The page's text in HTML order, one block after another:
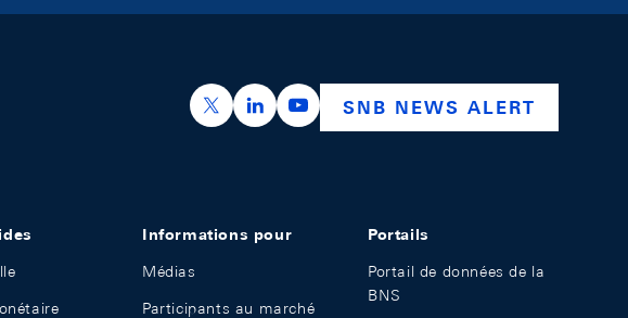
https://x.com/snb_bns
https://ch.linkedin.com/company/swiss-
https://www.youtube.com/
SNB NEWS ALERT
Informations pour
Médias
Participants au marché
Portails
Portail de données de la
BNS